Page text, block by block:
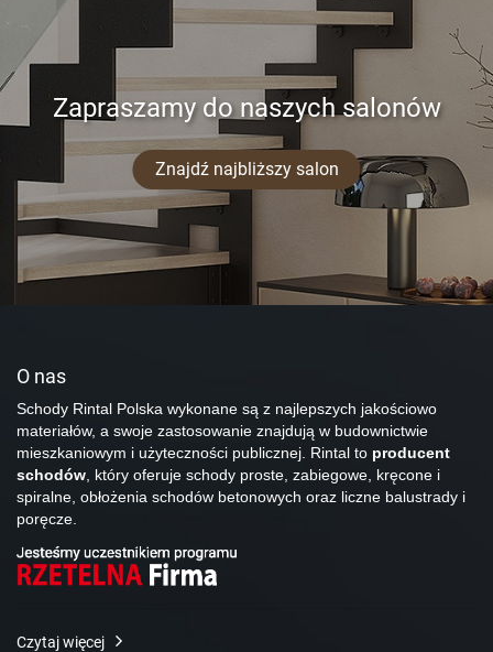
Zapraszamy do naszych salonów
Znajdź najbliższy salon
O nas
Schody Rintal Polska wykonane są z najlepszych jakościowo
materiałów, a swoje zastosowanie znajdują w budownictwie
mieszkaniowym i użyteczności publicznej. Rintal to producent
schodów, który oferuje schody proste, zabiegowe, kręcone i
spiralne, obłożenia schodów betonowych oraz liczne balustrady i
poręcze.
Czytaj więcej